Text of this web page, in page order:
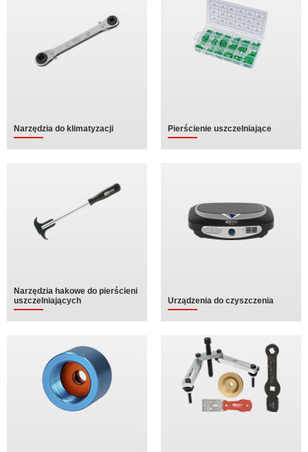
Narzędzia do klimatyzacji Pierścienie uszczelniające
Narzędzia hakowe do pierścieni
uszczelniających
Urządzenia do czyszczenia